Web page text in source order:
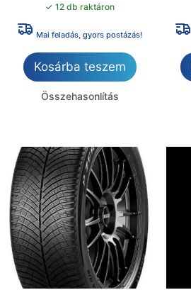
✓ 12 db raktáron
Mai feladás, gyors postázás!
Kosárba teszem
Összehasonlítás